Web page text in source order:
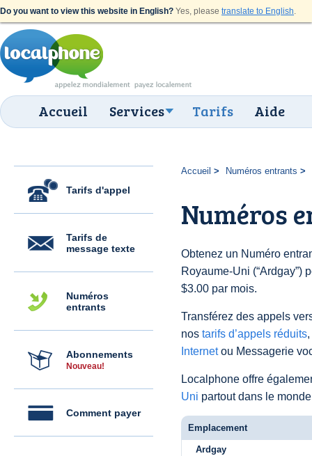
Do you want to view this website in English? Yes, please translate to English.
Accueil Services Tarifs Aide
Tarifs d'appel
Tarifs de
message texte
Numéros
entrants
Abonnements
Nouveau!
Comment payer
Accueil Numéros entrants
Numéros
Obtenez un Numéro
Royaume-Uni (“Ardgay”)
$3.00 par mois.
Transférez des appels
nos tarifs d’appels réduits
Internetou Messagerie
Localphone offre
Uni partout dans le
Emplacement
Ardgay